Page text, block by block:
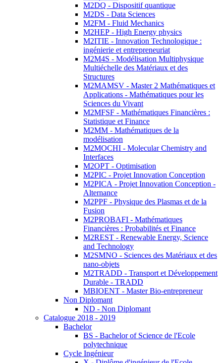
M2DQ - Dispositif quantique
M2DS - Data Sciences
M2FM - Fluid Mechanics
M2HEP - High Energy physics
M2ITIE - Innovation Technologique :
ingénierie et entrepreneuriat
M2M4S - Modélisation Multiphysique
Multiéchelle des Matériaux et des
Structures
M2MAMSV - Master 2 Mathématiques et
Applications - Mathématiques pour les
Sciences du Vivant
M2MFSF - Mathématiques Financières :
Statistique et Finance
M2MM - Mathématiques de la
modélisation
M2MOCHI - Molecular Chemistry and
Interfaces
M2OPT - Optimisation
M2PIC - Projet Innovation Conception
M2PICA - Projet Innovation Conception -
Alternance
M2PPF - Physique des Plasmas et de la
Fusion
M2PROBAFI - Mathématiques
Financières : Probabilités et Finance
M2REST - Renewable Energy, Science
and Technology
M2SMNO - Sciences des Matériaux et des
nano-objets
M2TRADD - Transport et Développement
Durable - TRADD
MBIOENT - Master Bio-entrepreneur
Non Diplomant
ND - Non Diplomant
Catalogue 2018 - 2019
Bachelor
BS - Bachelor of Science de l'Ecole
polytechnique
Cycle Ingénieur